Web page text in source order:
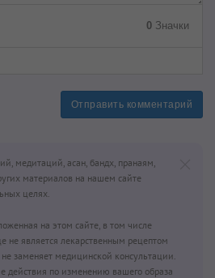
0 Значки
Отправить комментарий
медитаций, асан, бандх, пранаям,
материалов на нашем сайте
целях.
на этом сайте, в том числе
не является лекарственным рецептом
заменяет медицинской консультации.
по изменению вашего образа